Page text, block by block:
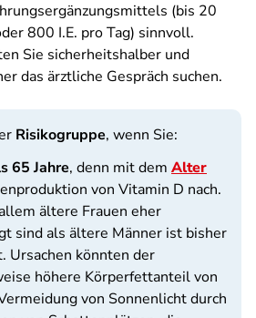
(bis 20
800 I.E. pro Tag) sinnvoll.
Sie sicherheitshalber und
das ärztliche Gespräch suchen.
Risikogruppe, wenn Sie:
65 Jahre, denn mit dem Alter
von Vitamin D nach.
ältere Frauen eher
sind als ältere Männer ist bisher
Ursachen könnten der
höhere Körperfettanteil von
von Sonnenlicht durch